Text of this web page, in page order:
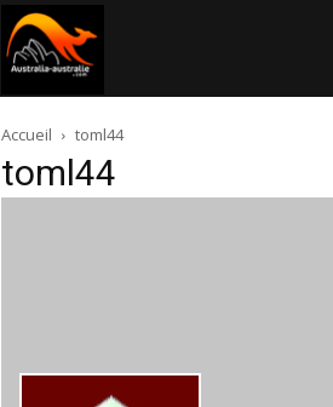
australie.com
Accueil toml44
toml44